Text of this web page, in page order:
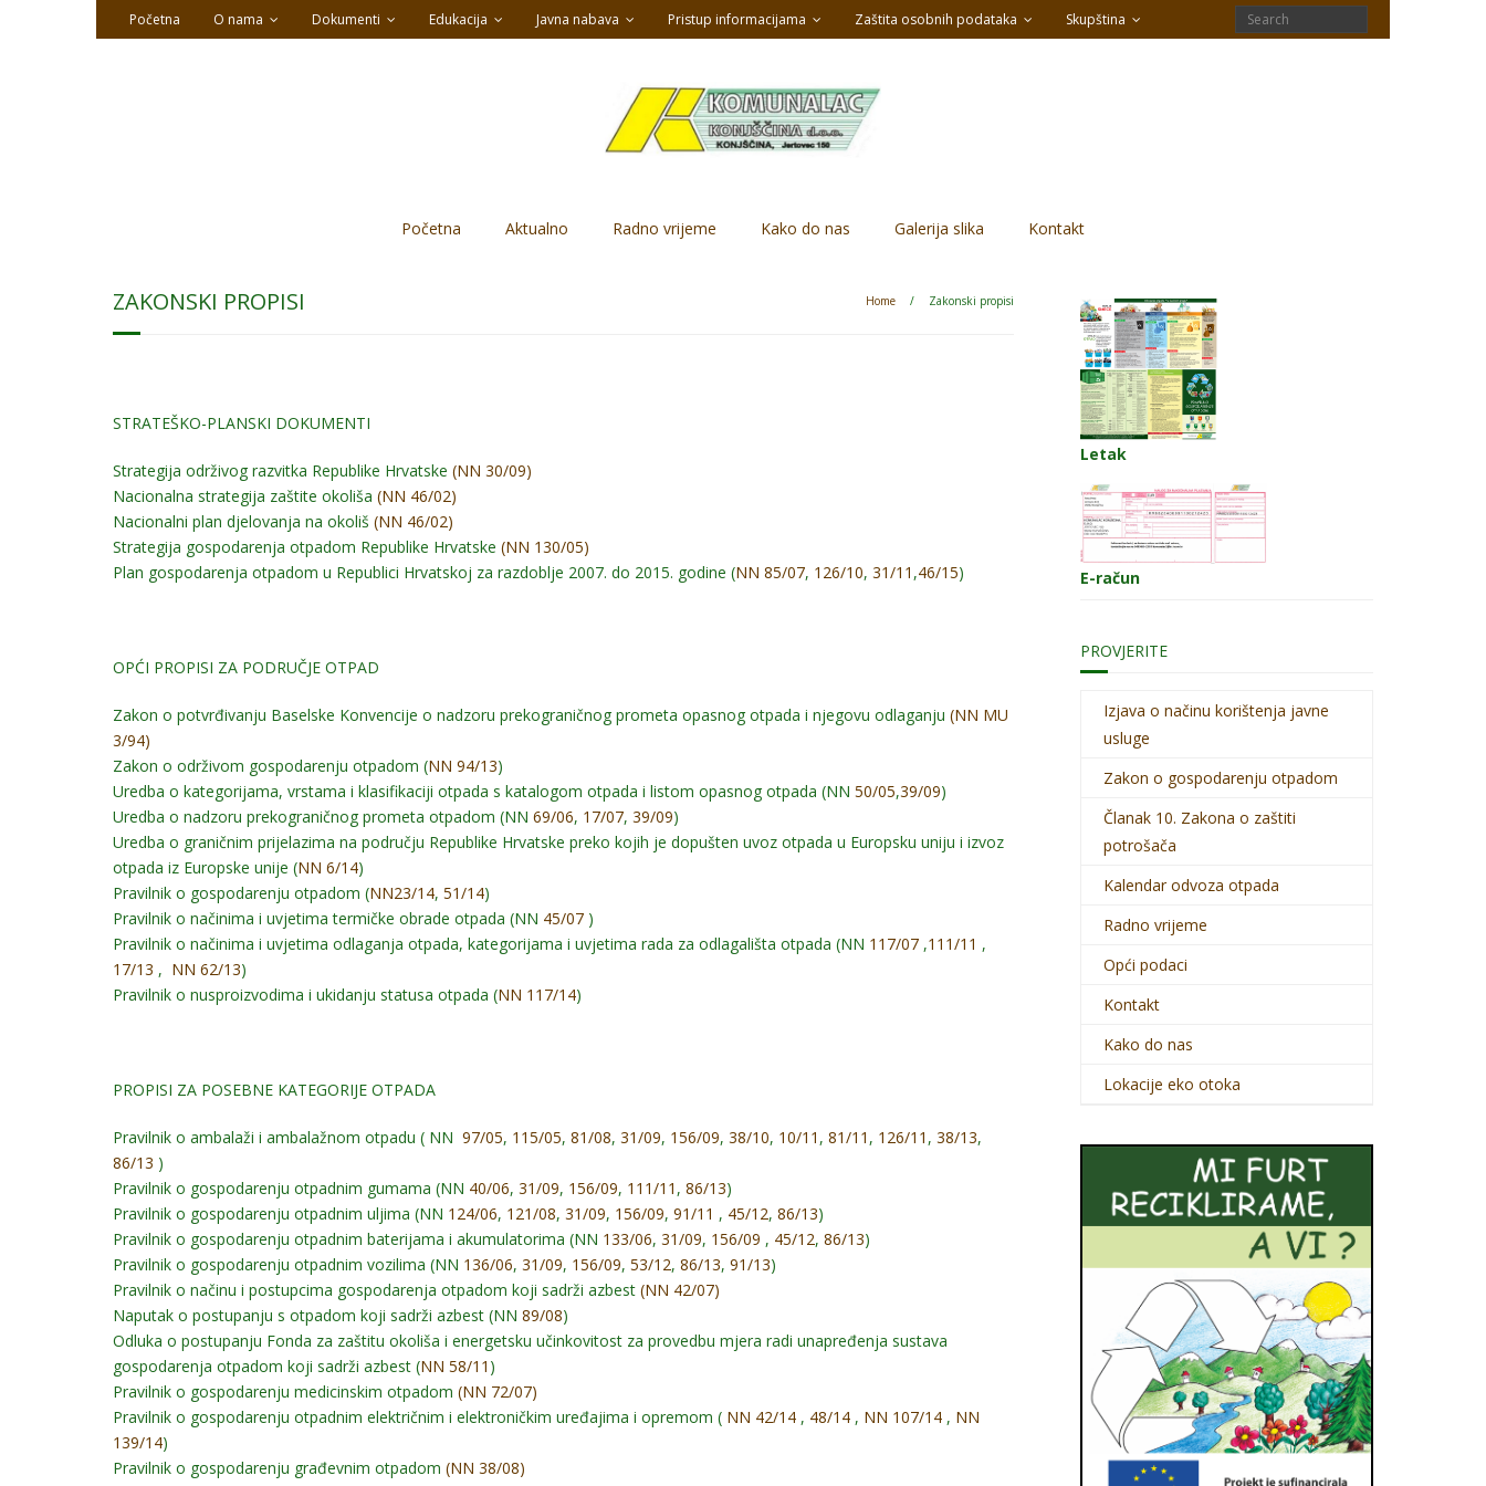
Početna O nama Dokumenti Edukacija Javna nabava Pristup informacijama Zaštita osobnih podataka Skupština
Početna Aktualno Radno vrijeme Kako do nas Galerija slika Kontakt
ZAKONSKI PROPISI Home / Zakonski propisi
STRATEŠKO-PLANSKI DOKUMENTI
Strategija održivog razvitka Republike Hrvatske (NN 30/09)
Nacionalna strategija zaštite okoliša (NN 46/02)
Nacionalni plan djelovanja na okoliš (NN 46/02)
Strategija gospodarenja otpadom Republike Hrvatske (NN 130/05)
Plan gospodarenja otpadom u Republici Hrvatskoj za razdoblje 2007. do 2015. godine (NN 85/07, 126/10, 31/11 ,46/15)
OPĆI PROPISI ZA PODRUČJE OTPAD
Zakon o potvrđivanju Baselske Konvencije o nadzoru prekograničnog prometa opasnog otpada i njegovu odlaganju (NN MU
3/94)
Zakon o održivom gospodarenju otpadom (NN 94/13)
Uredba o kategorijama, vrstama i klasifikaciji otpada s katalogom otpada i listom opasnog otpada (NN 50/05,39/09)
Uredba o nadzoru prekograničnog prometa otpadom (NN 69/06, 17/07, 39/09)
Uredba o graničnim prijelazima na području Republike Hrvatske preko kojih je dopušten uvoz otpada u Europsku uniju i izvoz
otpada iz Europske unije (NN 6/14)
Pravilnik o gospodarenju otpadom (NN23/14, 51/14)
Pravilnik o načinima i uvjetima termičke obrade otpada (NN 45/07 )
Pravilnik o načinima i uvjetima odlaganja otpada, kategorijama i uvjetima rada za odlagališta otpada (NN 117/07 ,111/11 ,
17/13 , NN 62/13)
Pravilnik o nusproizvodima i ukidanju statusa otpada (NN 117/14)
PROPISI ZA POSEBNE KATEGORIJE OTPADA
Pravilnik o ambalaži i ambalažnom otpadu ( NN 97/05, 115/05, 81/08, 31/09, 156/09, 38/10, 10/11 , 81/11 , 126/11 , 38/13,
86/13 )
Pravilnik o gospodarenju otpadnim gumama (NN 40/06, 31/09, 156/09, 111/11 , 86/13)
Pravilnik o gospodarenju otpadnim uljima (NN 124/06, 121/08, 31/09, 156/09, 91/11 , 45/12, 86/13)
Pravilnik o gospodarenju otpadnim baterijama i akumulatorima (NN 133/06, 31/09, 156/09 , 45/12, 86/13)
Pravilnik o gospodarenju otpadnim vozilima (NN 136/06, 31/09, 156/09, 53/12, 86/13, 91/13)
Pravilnik o načinu i postupcima gospodarenja otpadom koji sadrži azbest (NN 42/07)
Naputak o postupanju s otpadom koji sadrži azbest (NN 89/08)
Odluka o postupanju Fonda za zaštitu okoliša i energetsku učinkovitost za provedbu mjera radi unapređenja sustava
gospodarenja otpadom koji sadrži azbest (NN 58/11 )
Pravilnik o gospodarenju medicinskim otpadom (NN 72/07)
Pravilnik o gospodarenju otpadnim električnim i elektroničkim uređajima i opremom ( NN 42/14 , 48/14 , NN 107/14 , NN
139/14)
Pravilnik o gospodarenju građevnim otpadom (NN 38/08)
Letak
E-račun
PROVJERITE
Izjava o načinu korištenja javne
usluge
Zakon o gospodarenju otpadom
Članak 10. Zakona o zaštiti
potrošača
Kalendar odvoza otpada
Radno vrijeme
Opći podaci
Kontakt
Kako do nas
Lokacije eko otoka